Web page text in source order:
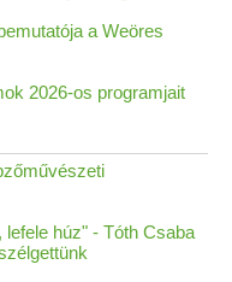
a Weöres
2026-os programjait
húz" - Tóth Csaba